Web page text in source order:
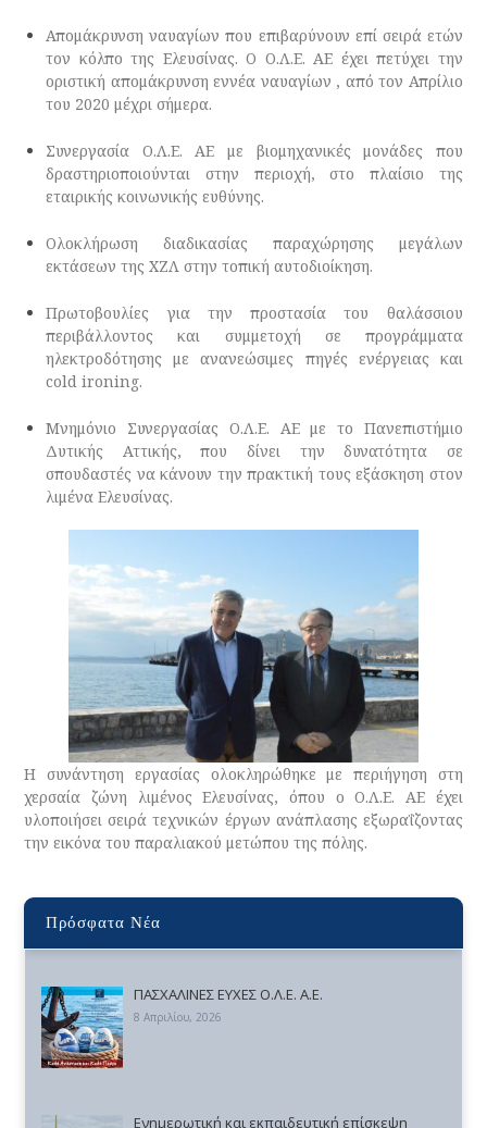
Απομάκρυνση ναυαγίων που επιβαρύνουν επί σειρά ετών
τον κόλπο της Ελευσίνας. Ο Ο.Λ.Ε. ΑΕ έχει πετύχει την
οριστική απομάκρυνση εννέα ναυαγίων , από τον Απρίλιο
του 2020 μέχρι σήμερα.
Συνεργασία Ο.Λ.Ε. ΑΕ με βιομηχανικές μονάδες που
δραστηριοποιούνται στην περιοχή, στο πλαίσιο της
εταιρικής κοινωνικής ευθύνης.
Ολοκλήρωση διαδικασίας παραχώρησης μεγάλων
εκτάσεων της ΧΖΛ στην τοπική αυτοδιοίκηση.
Πρωτοβουλίες για την προστασία του θαλάσσιου
περιβάλλοντος και συμμετοχή σε προγράμματα
ηλεκτροδότησης με ανανεώσιμες πηγές ενέργειας και
cold ironing.
Μνημόνιο Συνεργασίας Ο.Λ.Ε. ΑΕ με το Πανεπιστήμιο
Δυτικής Αττικής, που δίνει την δυνατότητα σε
σπουδαστές να κάνουν την πρακτική τους εξάσκηση στον
λιμένα Ελευσίνας.
Η συνάντηση εργασίας ολοκληρώθηκε με περιήγηση στη
χερσαία ζώνη λιμένος Ελευσίνας, όπου ο Ο.Λ.Ε. ΑΕ έχει
υλοποιήσει σειρά τεχνικών έργων ανάπλασης εξωραΐζοντας
την εικόνα του παραλιακού μετώπου της πόλης.
Πρόσφατα Νέα
ΠΑΣΧΑΛΙΝΕΣ ΕΥΧΕΣ Ο.Λ.Ε. Α.Ε.
8 Απριλίου, 2026
Ενημερωτική και εκπαιδευτική επίσκεψη